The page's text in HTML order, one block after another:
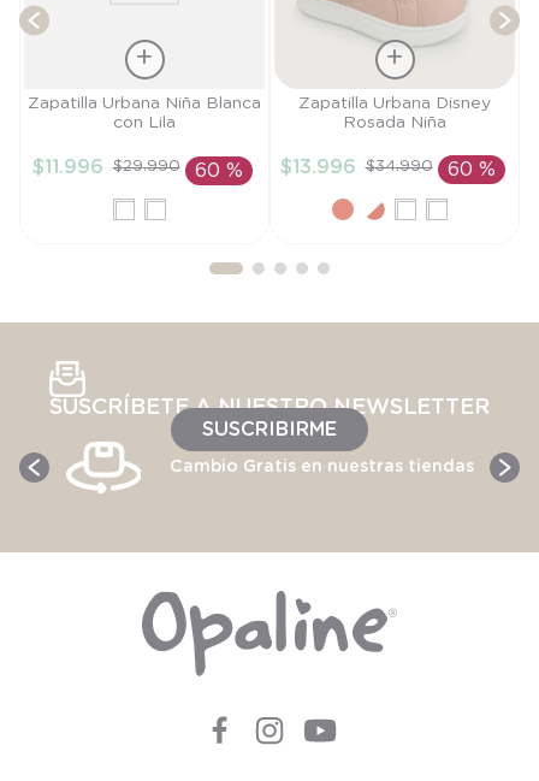
Talla
AÑADIR AL
CARRITO
Zapatilla Urbana Niña Blanca
con Lila
$11 .996 $29.990 60 %
Talla
AÑADIR AL
CARRITO
Zapatilla Urbana Disney
Rosada Niña
$13.996 $34.990 60 %
SUSCRÍBETE A NUESTRO NEWSLETTER
SUSCRIBIRME
Cambio Gratis en nuestras tiendas